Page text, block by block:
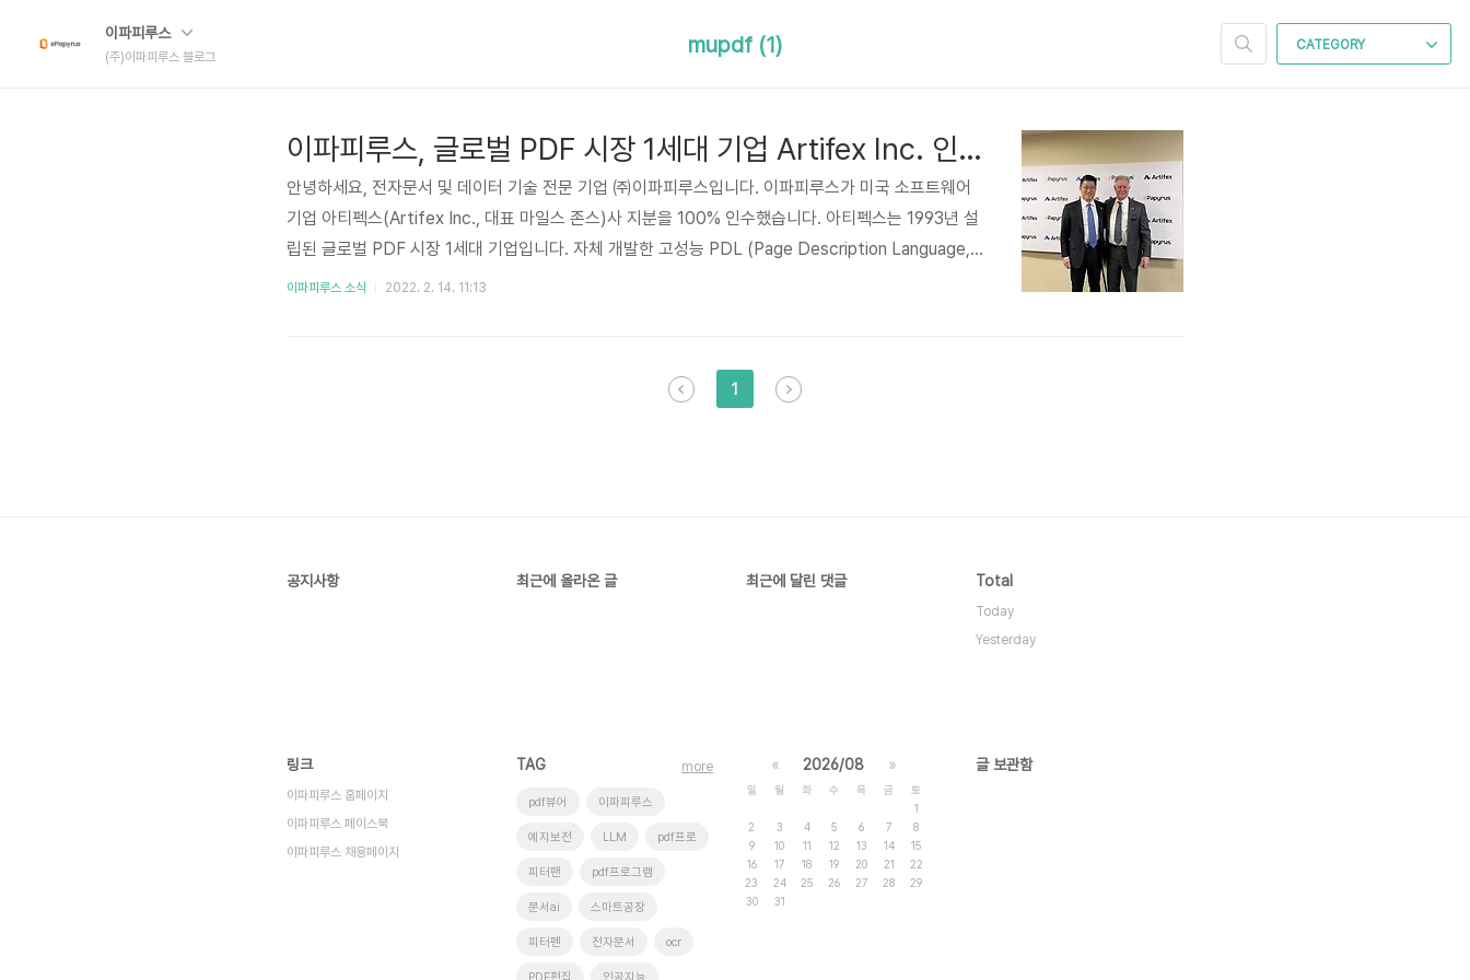
이파피루스
(주)이파피루스 블로그
CATEGORY
mupdf (1)
이파피루스, 글로벌 PDF 시장 1세대 기업 Artifex Inc. 인수!
안녕하세요, 전자문서 및 데이터 기술 전문 기업 ㈜이파피루스입니다. 이파피루스가 미국 소프트웨어
기업 아티펙스(Artifex Inc., 대표 마일스 존스)사 지분을 100% 인수했습니다. 아티펙스는 1993년 설
립된 글로벌 PDF 시장 1세대 기업입니다. 자체 개발한 고성능 PDL (Page Description Language,
문서를 화면에 표시하거나 인쇄하기 위해 페이지의 정보를 표현하는 기술) 엔진과 모바일 오피스 기술을
보적인 기술력을 이제 이파피루스의 스마트 도큐먼트 솔루션에서도 만나보실 수 있..
이파피루스 소식 2022. 2. 14. 11:13
1
공지사항 최근에 올라온 글 최근에 달린 댓글 Total
Today
Yesterday
링크
이파피루스 홈페이지
이파피루스 페이스북
이파피루스 채용페이지
TAG
pdf뷰어 이파피루스
예지보전 LLM pdf프로
피터팬 pdf프로그램
문서ai 스마트공장
피터펜 전자문서 ocr
more « 2026/08 »
일 월 화 수 목 금
토
1
2
3 4 5 6 7
8
9
10 11 12 13 14
15
16
17 18 19 20 21
22
23
24 25 26 27 28
29
30
31
글 보관함